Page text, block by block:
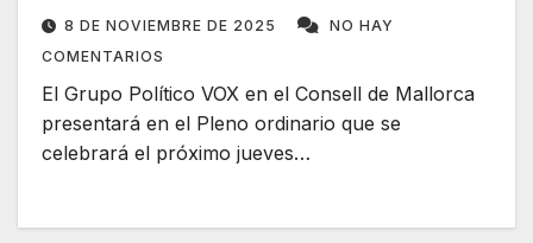
8 DE NOVIEMBRE DE 2025
NO HAY
COMENTARIOS
El Grupo Político VOX en el Consell de Mallorca
presentará en el Pleno ordinario que se
celebrará el próximo jueves…